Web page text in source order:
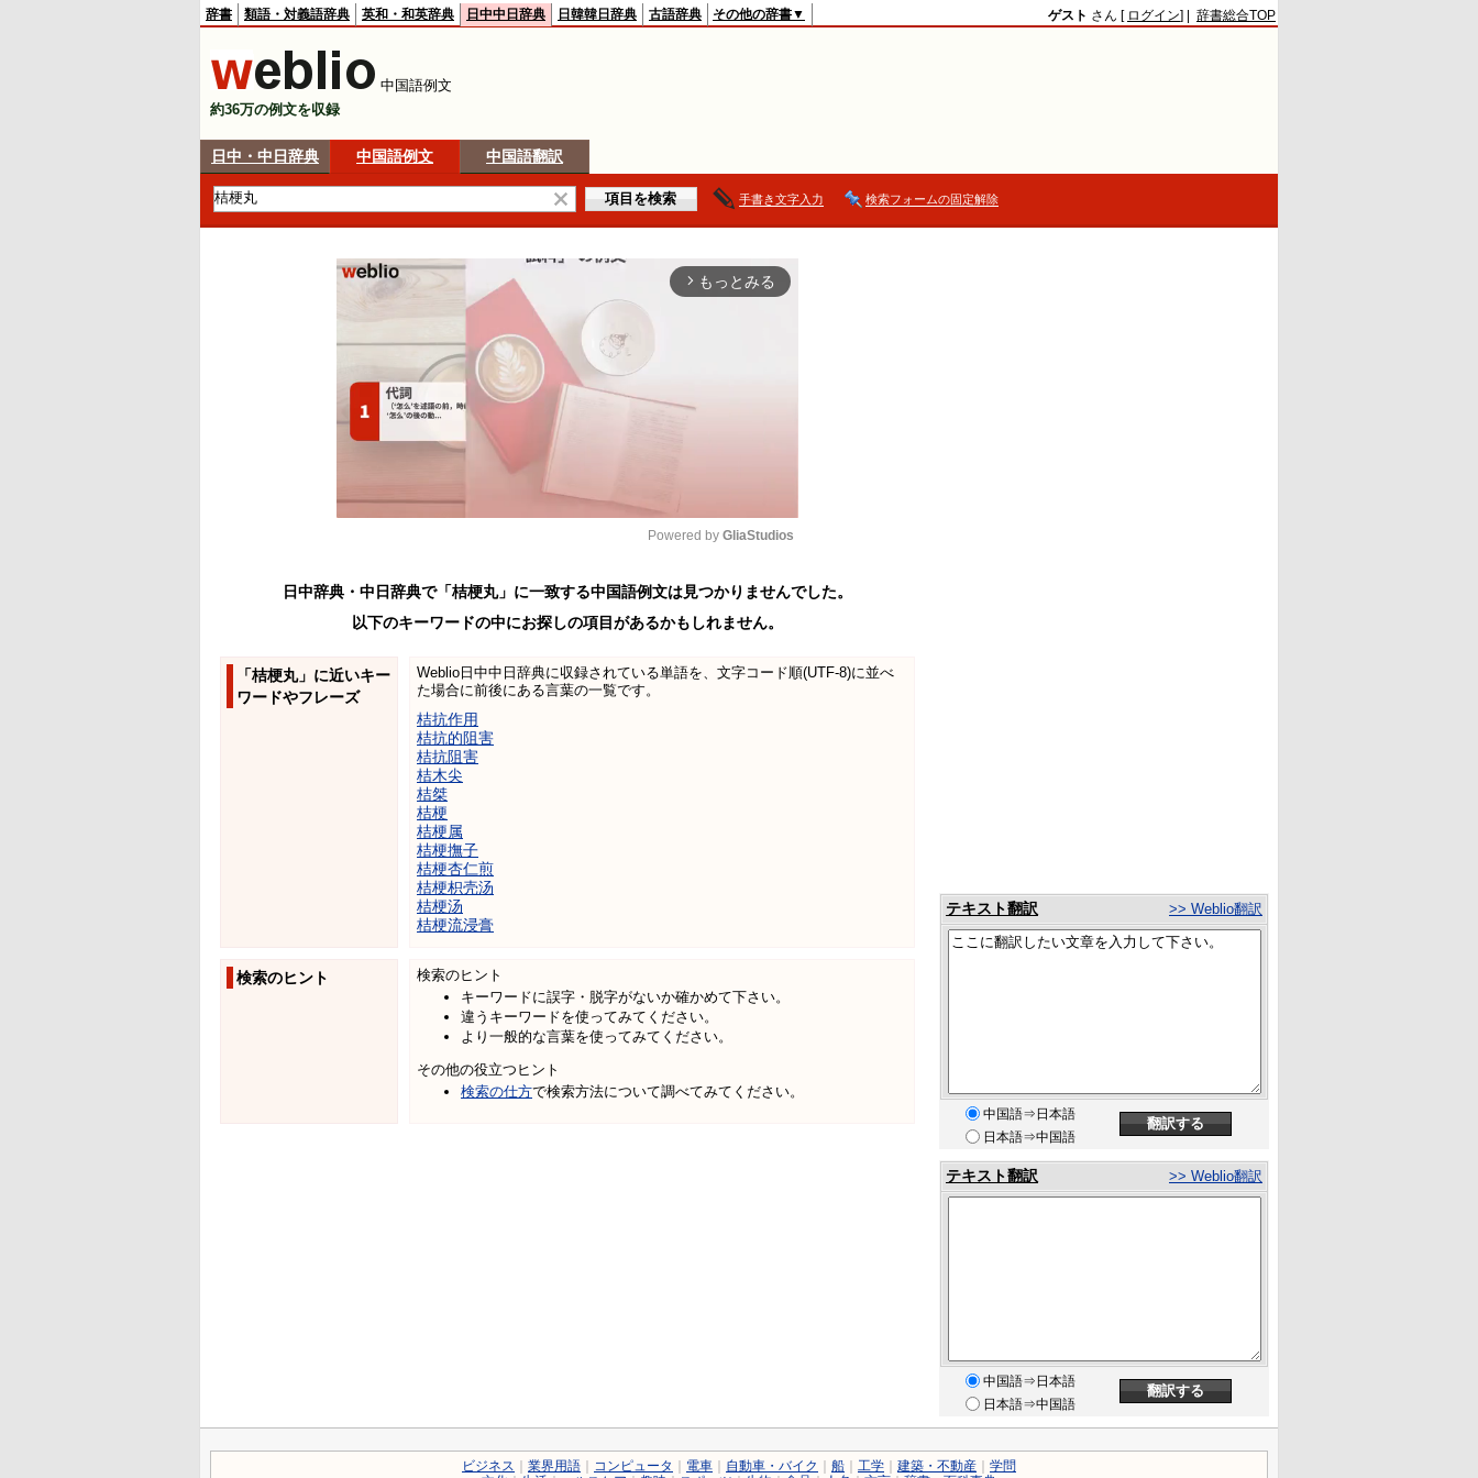
辞書 類語・対義語辞典 英和・和英辞典 日中中日辞典 日韓韓日辞典 古語辞典 その他の辞書▼ ゲスト さん [ ログイン] | 辞書総合TOP
中国語例文
約36万の例文を収録
日中・中日辞典 中国語例文 中国語翻訳
手書き文字入力 検索フォームの固定解除
arrow_forward_ios もっとみる
Mute
Powered by GliaStudios
日中辞典・中日辞典で「桔梗丸」に一致する中国語例文は見つかりませんでした。
以下のキーワードの中にお探しの項目があるかもしれません。
「桔梗丸」に近いキー
ワードやフレーズ
Weblio日中中日辞典に収録されている単語を、文字コード順(UTF-8)に並べ
た場合に前後にある言葉の一覧です。
桔抗作用
桔抗的阻害
桔抗阻害
桔木尖
桔桀
桔梗
桔梗属
桔梗撫子
桔梗杏仁煎
桔梗枳壳汤
桔梗汤
桔梗流浸膏
検索のヒント
検索のヒント
キーワードに誤字・脱字がないか確かめて下さい。
違うキーワードを使ってみてください。
より一般的な言葉を使ってみてください。
その他の役立つヒント
検索の仕方で検索方法について調べてみてください。
テキスト翻訳 >> Weblio翻訳
中国語⇒日本語
日本語⇒中国語
テキスト翻訳 >> Weblio翻訳
中国語⇒日本語
日本語⇒中国語
ビジネス 業界用語 コンピュータ 電車 自動車・バイク 船 工学 建築・不動産
学問